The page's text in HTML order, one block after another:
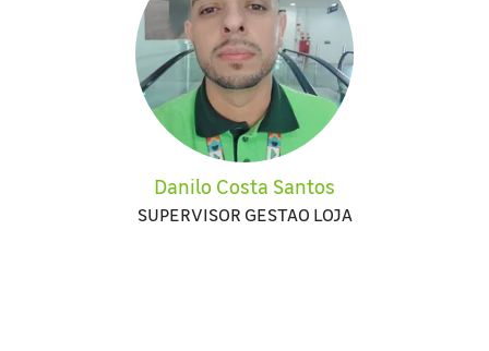
Danilo Costa Santos
SUPERVISOR GESTAO LOJA